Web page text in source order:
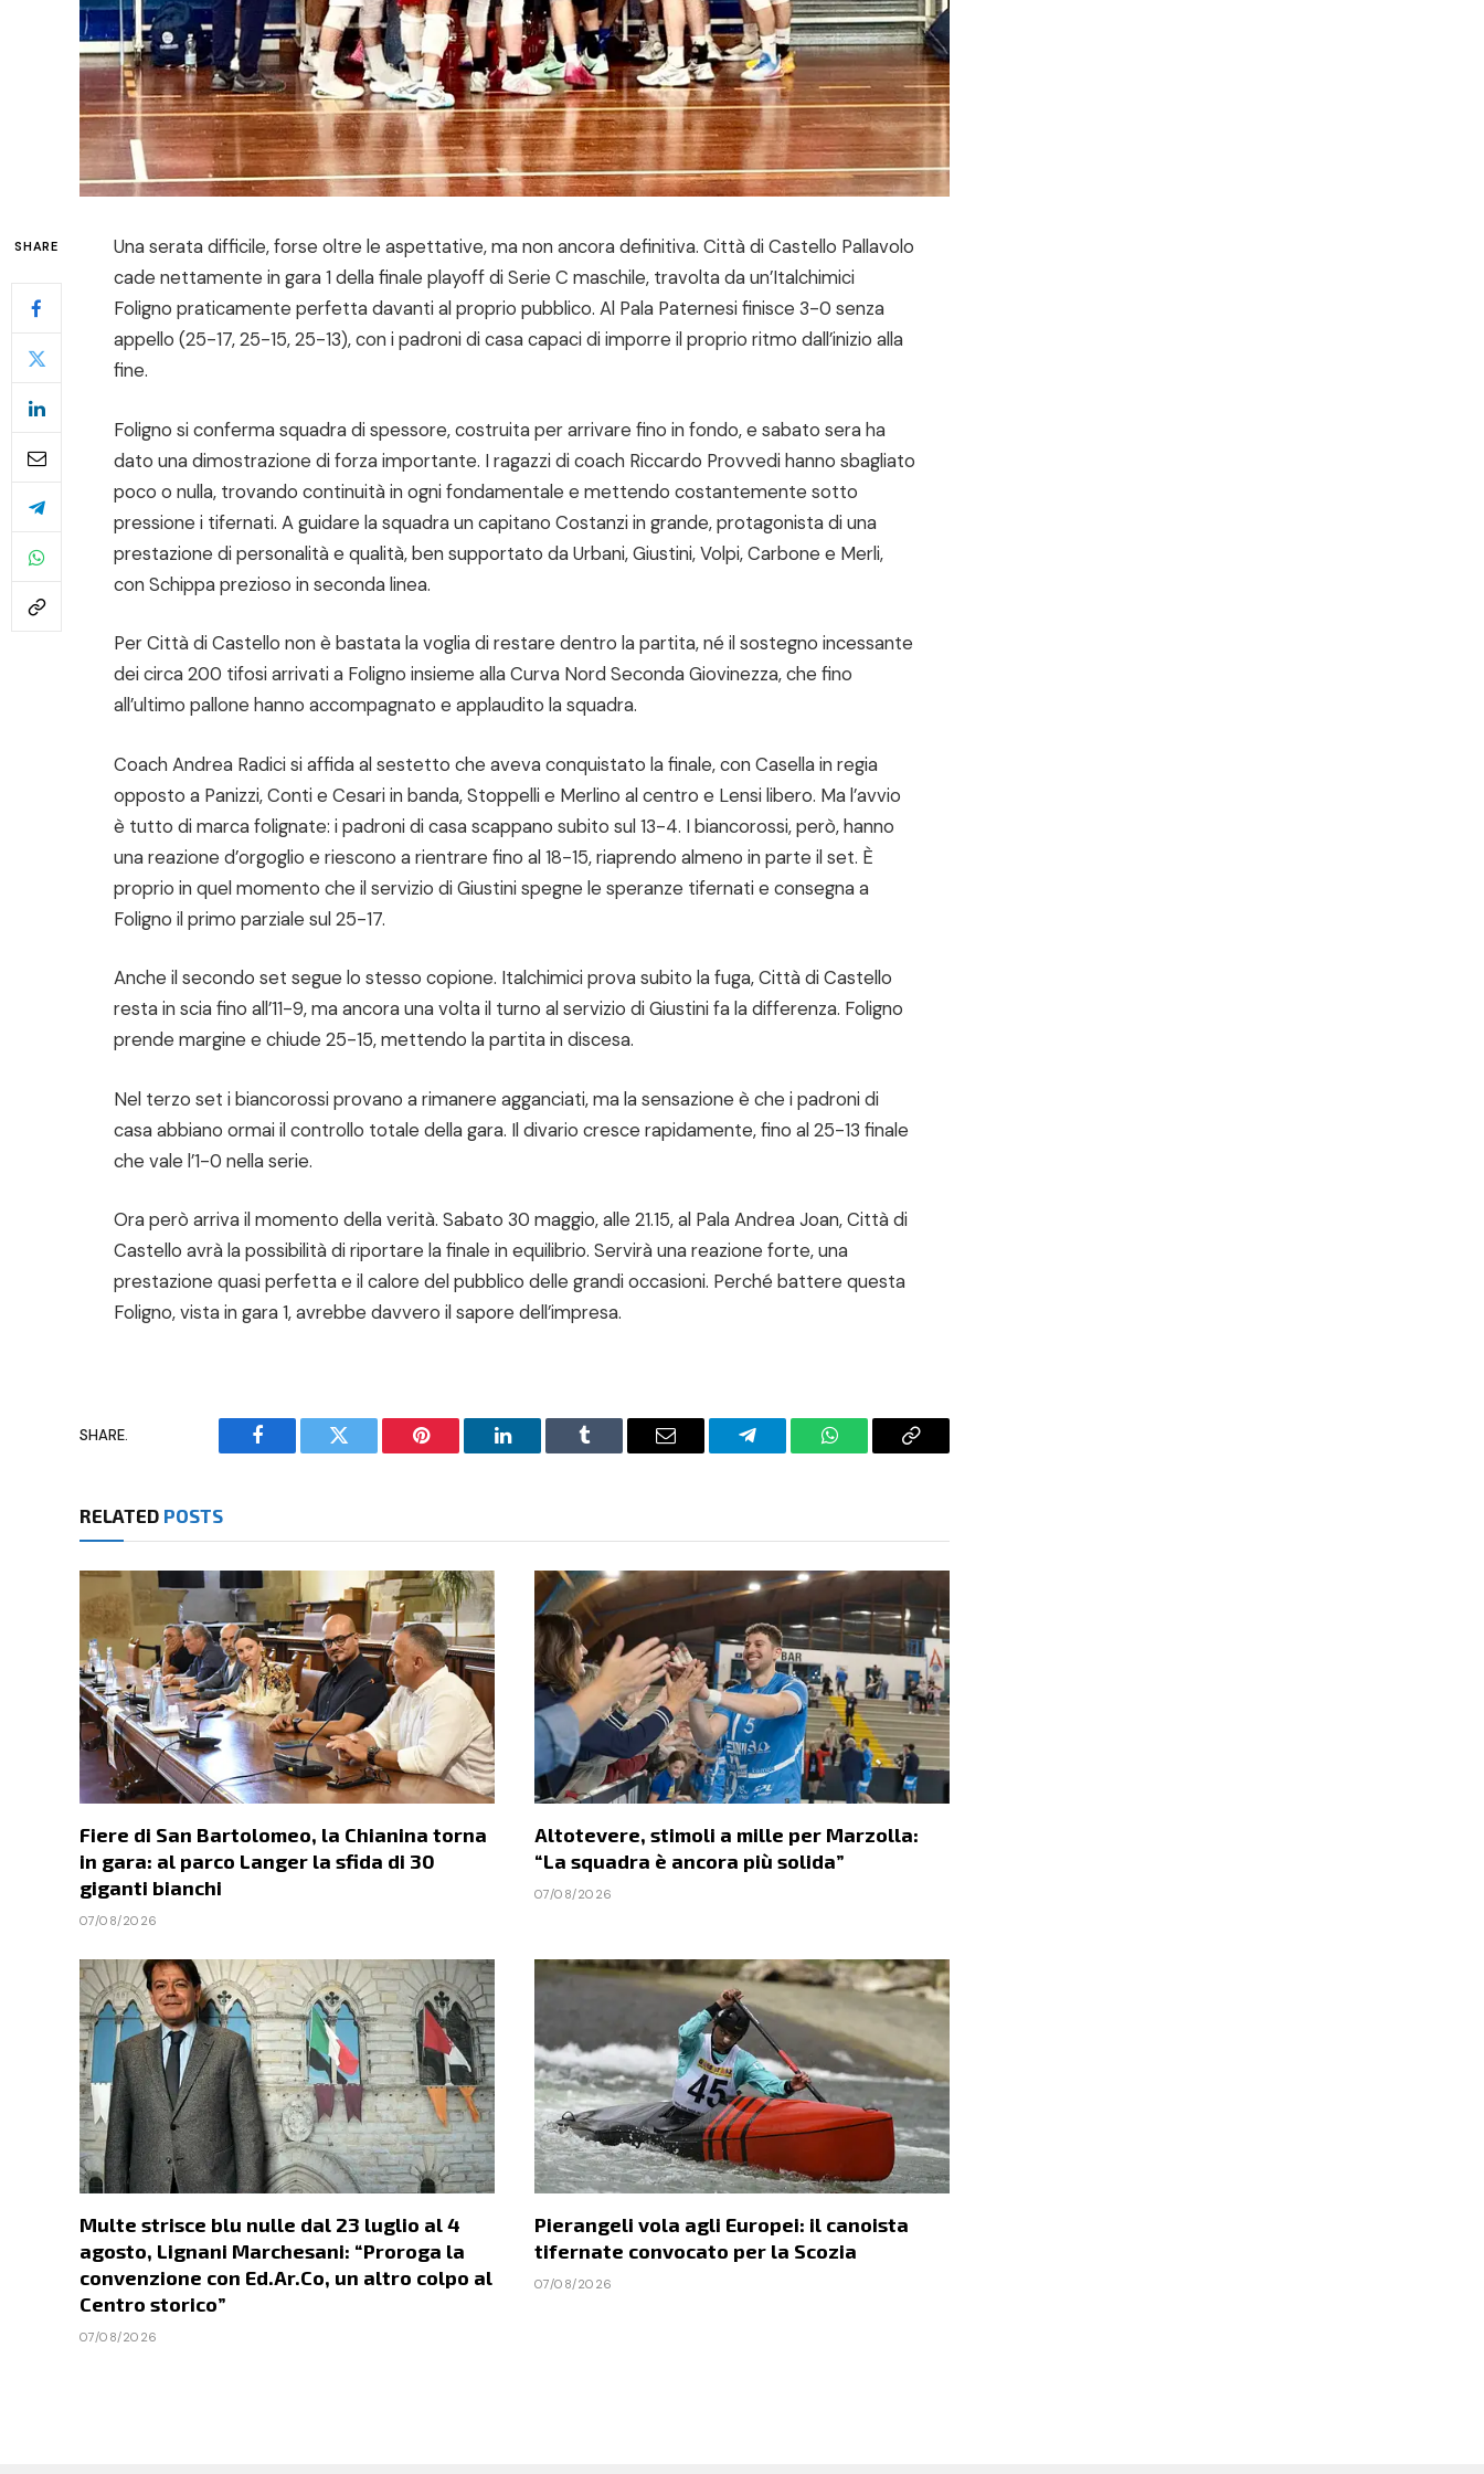
SHARE
Una serata difficile, forse oltre le aspettative, ma non ancora definitiva. Città di Castello Pallavolo
cade nettamente in gara 1 della finale playoff di Serie C maschile, travolta da un’Italchimici
Foligno praticamente perfetta davanti al proprio pubblico. Al Pala Paternesi finisce 3-0 senza
appello (25-17, 25-15, 25-13), con i padroni di casa capaci di imporre il proprio ritmo dall’inizio alla
fine.
Foligno si conferma squadra di spessore, costruita per arrivare fino in fondo, e sabato sera ha
dato una dimostrazione di forza importante. I ragazzi di coach Riccardo Provvedi hanno sbagliato
poco o nulla, trovando continuità in ogni fondamentale e mettendo costantemente sotto
pressione i tifernati. A guidare la squadra un capitano Costanzi in grande, protagonista di una
prestazione di personalità e qualità, ben supportato da Urbani, Giustini, Volpi, Carbone e Merli,
con Schippa prezioso in seconda linea.
Per Città di Castello non è bastata la voglia di restare dentro la partita, né il sostegno incessante
dei circa 200 tifosi arrivati a Foligno insieme alla Curva Nord Seconda Giovinezza, che fino
all’ultimo pallone hanno accompagnato e applaudito la squadra.
Coach Andrea Radici si affida al sestetto che aveva conquistato la finale, con Casella in regia
opposto a Panizzi, Conti e Cesari in banda, Stoppelli e Merlino al centro e Lensi libero. Ma l’avvio
è tutto di marca folignate: i padroni di casa scappano subito sul 13-4. I biancorossi, però, hanno
una reazione d’orgoglio e riescono a rientrare fino al 18-15, riaprendo almeno in parte il set. È
proprio in quel momento che il servizio di Giustini spegne le speranze tifernati e consegna a
Foligno il primo parziale sul 25-17.
Anche il secondo set segue lo stesso copione. Italchimici prova subito la fuga, Città di Castello
resta in scia fino all’11-9, ma ancora una volta il turno al servizio di Giustini fa la differenza. Foligno
prende margine e chiude 25-15, mettendo la partita in discesa.
Nel terzo set i biancorossi provano a rimanere agganciati, ma la sensazione è che i padroni di
casa abbiano ormai il controllo totale della gara. Il divario cresce rapidamente, fino al 25-13 finale
che vale l’1-0 nella serie.
Ora però arriva il momento della verità. Sabato 30 maggio, alle 21.15, al Pala Andrea Joan, Città di
Castello avrà la possibilità di riportare la finale in equilibrio. Servirà una reazione forte, una
prestazione quasi perfetta e il calore del pubblico delle grandi occasioni. Perché battere questa
Foligno, vista in gara 1, avrebbe davvero il sapore dell’impresa.
SHARE.
Facebook Twitter Pinterest LinkedIn Tumblr Email Telegram WhatsAppCopy
RELATED POSTS
Fiere di San Bartolomeo, la Chianina torna
in gara: al parco Langer la sfida di 30
giganti bianchi
07/08/2026
Altotevere, stimoli a mille per Marzolla:
“La squadra è ancora più solida”
07/08/2026
Multe strisce blu nulle dal 23 luglio al 4
agosto, Lignani Marchesani: “Proroga la
convenzione con Ed.Ar.Co, un altro colpo al
Centro storico”
07/08/2026
Pierangeli vola agli Europei: il canoista
tifernate convocato per la Scozia
07/08/2026